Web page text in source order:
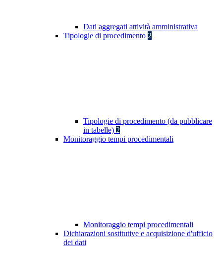
Dati aggregati attività amministrativa
Tipologie di procedimento 2
Tipologie di procedimento (da pubblicare
in tabelle) 2
Monitoraggio tempi procedimentali
Monitoraggio tempi procedimentali
Dichiarazioni sostitutive e acquisizione d'ufficio
dei dati